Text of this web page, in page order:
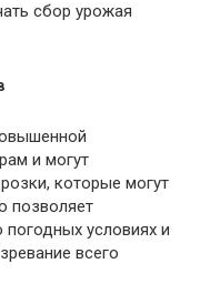
сбор урожая
и могут
которые могут
позволяет
условиях и
всего